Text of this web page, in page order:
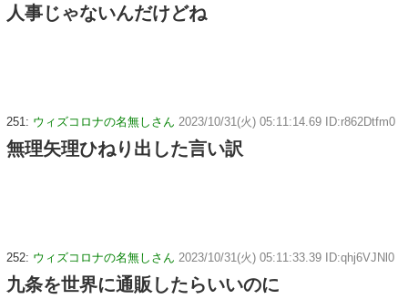
人事じゃないんだけどね
251: ウィズコロナの名無しさん 2023/10/31(火) 05:11:14.69 ID:r862Dtfm0
無理矢理ひねり出した言い訳
252: ウィズコロナの名無しさん 2023/10/31(火) 05:11:33.39 ID:qhj6VJNl0
九条を世界に通販したらいいのに